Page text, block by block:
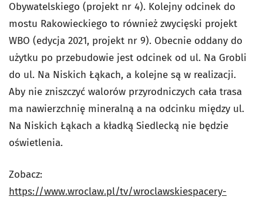
Obywatelskiego (projekt nr 4). Kolejny odcinek do
mostu Rakowieckiego to również zwycięski projekt
WBO (edycja 2021, projekt nr 9). Obecnie oddany do
użytku po przebudowie jest odcinek od ul. Na Grobli
do ul. Na Niskich Łąkach, a kolejne są w realizacji.
Aby nie zniszczyć walorów przyrodniczych cała trasa
ma nawierzchnię mineralną a na odcinku między ul.
Na Niskich Łąkach a kładką Siedlecką nie będzie
oświetlenia.
Zobacz:
https://www.wroclaw.pl/tv/wroclawskiespacery-